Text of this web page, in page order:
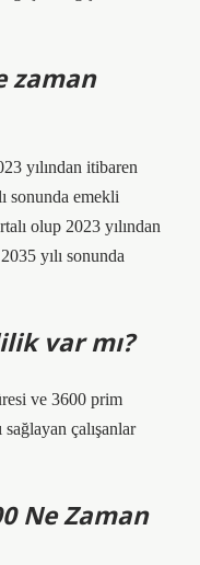
zaman
yılından itibaren
sonunda emekli
olup 2023 yılından
yılı sonunda
var mı?
ve 3600 prim
sağlayan çalışanlar
Ne Zaman